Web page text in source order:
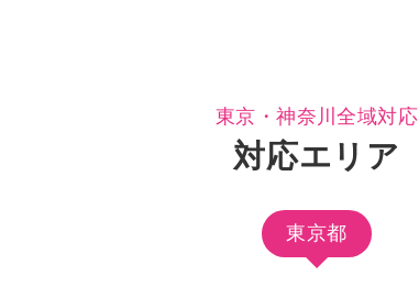
東京・神奈川全域対応
対応エリア
東京都